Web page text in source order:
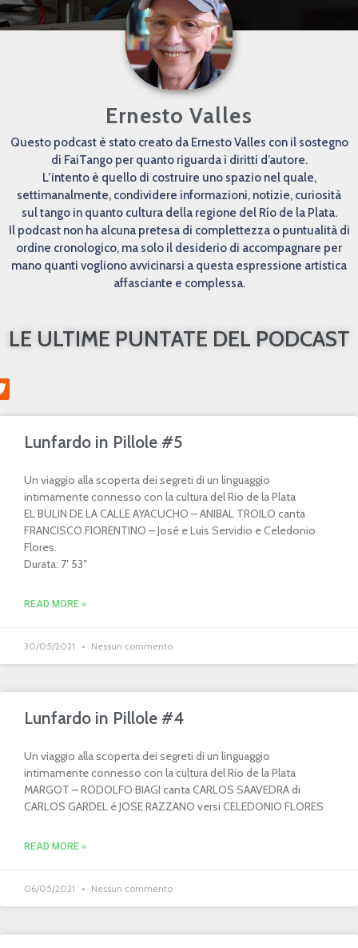
Ernesto Valles
Questo podcast è stato creato da Ernesto Valles con il sostegno
di FaiTango per quanto riguarda i diritti d’autore.
L’intento è quello di costruire uno spazio nel quale,
settimanalmente, condividere informazioni, notizie, curiosità
sul tango in quanto cultura della regione del Río de la Plata.
Il podcast non ha alcuna pretesa di complettezza o puntualità di
ordine cronologico, ma solo il desiderio di accompagnare per
mano quanti vogliono avvicinarsi a questa espressione artistica
affasciante e complessa.
LE ULTIME PUNTATE DEL PODCAST
Lunfardo in Pillole #5
Un viaggio alla scoperta dei segreti di un linguaggio
intimamente connesso con la cultura del Rio de la Plata
EL BULIN DE LA CALLE AYACUCHO – ANIBAL TROILO canta
FRANCISCO FIORENTINO – José e Luis Servidio e Celedonio
Flores.
Durata: 7′ 53″
READ MORE »
30/05/2021 Nessun commento
Lunfardo in Pillole #4
Un viaggio alla scoperta dei segreti di un linguaggio
intimamente connesso con la cultura del Rio de la Plata
MARGOT – RODOLFO BIAGI canta CARLOS SAAVEDRA di
CARLOS GARDEL é JOSE RAZZANO versi CELEDONIO FLORES
READ MORE »
06/05/2021 Nessun commento